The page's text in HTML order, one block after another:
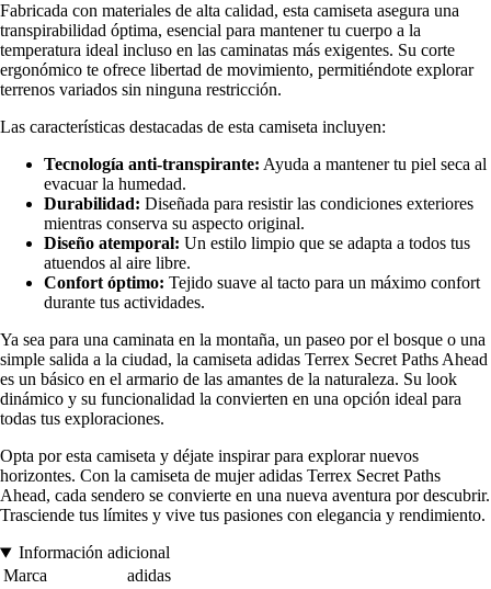
Fabricada con materiales de alta calidad, esta camiseta asegura una
transpirabilidad óptima, esencial para mantener tu cuerpo a la
temperatura ideal incluso en las caminatas más exigentes. Su corte
ergonómico te ofrece libertad de movimiento, permitiéndote explorar
terrenos variados sin ninguna restricción.
Las características destacadas de esta camiseta incluyen:
Tecnología anti-transpirante: Ayuda a mantener tu piel seca al
evacuar la humedad.
Durabilidad: Diseñada para resistir las condiciones exteriores
mientras conserva su aspecto original.
Diseño atemporal: Un estilo limpio que se adapta a todos tus
atuendos al aire libre.
Confort óptimo: Tejido suave al tacto para un máximo confort
durante tus actividades.
Ya sea para una caminata en la montaña, un paseo por el bosque o una
simple salida a la ciudad, la camiseta adidas Terrex Secret Paths Ahead
es un básico en el armario de las amantes de la naturaleza. Su look
dinámico y su funcionalidad la convierten en una opción ideal para
todas tus exploraciones.
Opta por esta camiseta y déjate inspirar para explorar nuevos
horizontes. Con la camiseta de mujer adidas Terrex Secret Paths
Ahead, cada sendero se convierte en una nueva aventura por descubrir.
Trasciende tus límites y vive tus pasiones con elegancia y rendimiento.
Información adicional
Marca
adidas